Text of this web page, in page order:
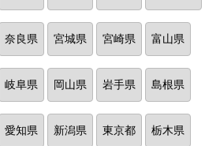
奈良県 宮城県 宮崎県 富山県
岐阜県 岡山県 岩手県 島根県
愛知県 新潟県 東京都 栃木県